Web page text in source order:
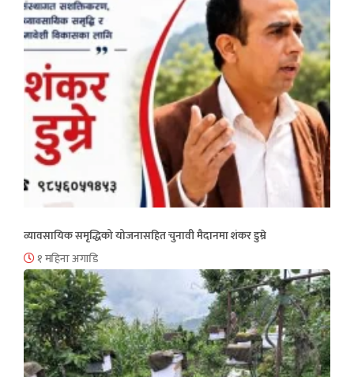
व्यावसायिक समृद्धिको योजनासहित चुनावी मैदानमा शंकर डुम्रे
१ महिना अगाडि